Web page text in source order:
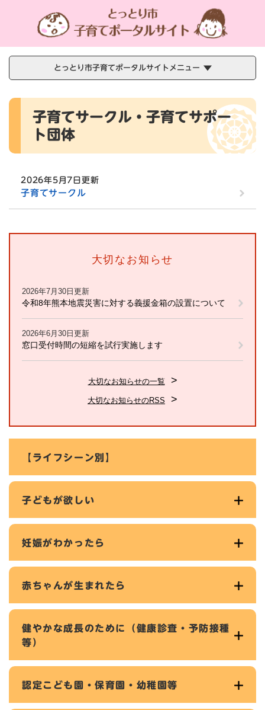
メニューを飛ばして本文へ
とっとり市子育てポータルサイトメニュー
本
子育てサークル・子育てサポー
ト団体
2026年5月7日更新
子育てサークル
大切なお知らせ
2026年7月30日更新
令和8年熊本地震災害に対する義援金箱の設置について
2026年6月30日更新
窓口受付時間の短縮を試行実施します
大切なお知らせの一覧
大切なお知らせのRSS
【ライフシーン別】
子どもが欲しい
妊娠がわかったら
赤ちゃんが生まれたら
健やかな成長のために（健康診査・予防接種
等）
認定こども園・保育園・幼稚園等